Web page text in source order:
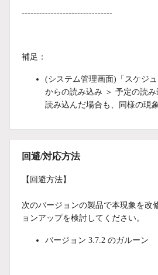
-------------------------------
補足：
(システム管理画面)「スケジ
からの読み込み ＞ 予定の読
読み込んだ場合も、同様の現
回避/対応方法
【回避方法】
次のバージョンの製品で本現象を改
ョンアップを検討してください。
バージョン 3.7.2 のガルーン